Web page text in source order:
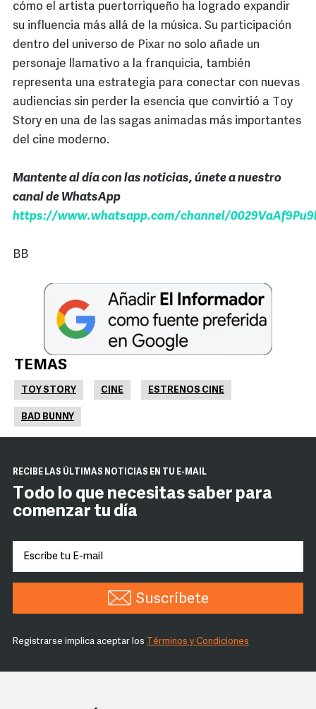
cómo el artista puertorriqueño ha logrado expandir
su influencia más allá de la música. Su participación
dentro del universo de Pixar no solo añade un
personaje llamativo a la franquicia, también
representa una estrategia para conectar con nuevas
audiencias sin perder la esencia que convirtió a Toy
Story en una de las sagas animadas más importantes
del cine moderno.
Mantente al día con las noticias, únete a nuestro
canal de WhatsApp
https://www.whatsapp.com/channel/
BB
TEMAS
TOY STORY CINE ESTRENOS CINE
BAD BUNNY
RECIBE LAS ÚLTIMAS NOTICIAS EN TU E-MAIL
Todo lo que necesitas saber para
comenzar tu día
Suscríbete
Registrarse implica aceptar los Términos y Condiciones